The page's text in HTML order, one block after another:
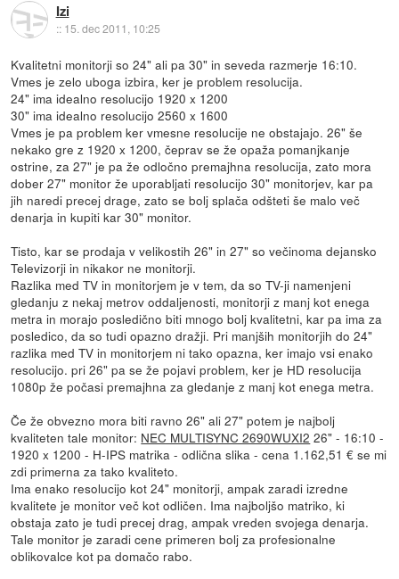
Izi
:: 15. dec 2011, 10:25
Kvalitetni monitorji so 24" ali pa 30" in seveda razmerje 16:10.
Vmes je zelo uboga izbira, ker je problem resolucija.
24" ima idealno resolucijo 1920 x 1200
30" ima idealno resolucijo 2560 x 1600
Vmes je pa problem ker vmesne resolucije ne obstajajo. 26" še
nekako gre z 1920 x 1200, čeprav se že opaža pomanjkanje
ostrine, za 27" je pa že odločno premajhna resolucija, zato mora
dober 27" monitor že uporabljati resolucijo 30" monitorjev, kar pa
jih naredi precej drage, zato se bolj splača odšteti še malo več
denarja in kupiti kar 30" monitor.
Tisto, kar se prodaja v velikostih 26" in 27" so večinoma dejansko
Televizorji in nikakor ne monitorji.
Razlika med TV in monitorjem je v tem, da so TV-ji namenjeni
gledanju z nekaj metrov oddaljenosti, monitorji z manj kot enega
metra in morajo posledično biti mnogo bolj kvalitetni, kar pa ima za
posledico, da so tudi opazno dražji. Pri manjših monitorjih do 24"
razlika med TV in monitorjem ni tako opazna, ker imajo vsi enako
resolucijo. pri 26" pa se že pojavi problem, ker je HD resolucija
1080p že počasi premajhna za gledanje z manj kot enega metra.
Če že obvezno mora biti ravno 26" ali 27" potem je najbolj
kvaliteten tale monitor: NEC MULTISYNC 2690WUXI2 26" - 16:10 -
1920 x 1200 - H-IPS matrika - odlična slika - cena 1.162,51 € se mi
zdi primerna za tako kvaliteto.
Ima enako resolucijo kot 24" monitorji, ampak zaradi izredne
kvalitete je monitor več kot odličen. Ima najboljšo matriko, ki
obstaja zato je tudi precej drag, ampak vreden svojega denarja.
Tale monitor je zaradi cene primeren bolj za profesionalne
oblikovalce kot pa domačo rabo.